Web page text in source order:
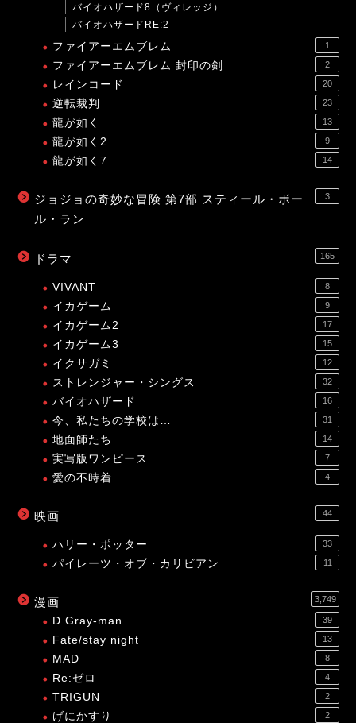
バイオハザード8（ヴィレッジ）
バイオハザードRE:2
ファイアーエムブレム 1
ファイアーエムブレム 封印の剣 2
レインコード 20
逆転裁判 23
龍が如く 13
龍が如く2 9
龍が如く7 14
ジョジョの奇妙な冒険 第7部 スティール・ボー
ル・ラン
3
ドラマ 165
VIVANT 8
イカゲーム 9
イカゲーム2 17
イカゲーム3 15
イクサガミ 12
ストレンジャー・シングス 32
バイオハザード 16
今、私たちの学校は… 31
地面師たち 14
実写版ワンピース 7
愛の不時着 4
映画 44
ハリー・ポッター 33
パイレーツ・オブ・カリビアン 11
漫画 3,749
D.Gray-man 39
Fate/stay night 13
MAD 8
Re:ゼロ 4
TRIGUN 2
げにかすり 2